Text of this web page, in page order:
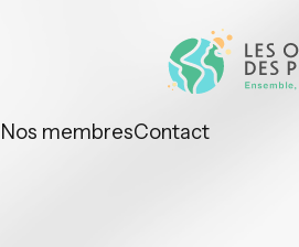
Nos membresContact